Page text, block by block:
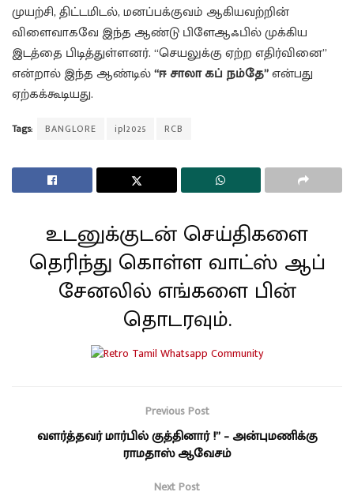
முயற்சி, திட்டமிடல், மனப்பக்குவம் ஆகியவற்றின்
விளைவாகவே இந்த ஆண்டு பிளேஆஃபில் முக்கிய
இடத்தை பிடித்துள்ளனர். “செயலுக்கு ஏற்ற எதிர்வினை”
என்றால் இந்த ஆண்டில்“ஈ சாலா கப் நம்தே”என்பது
ஏற்கக்கூடியது.
Tags: BANGLORE ipl2025 RCB
உடனுக்குடன் செய்திகளை
தெரிந்து கொள்ள வாட்ஸ் ஆப்
சேனலில் எங்களை பின்
தொடரவும்.
Previous Post
வளர்த்தவர் மார்பில் குத்தினார் !” – அன்புமணிக்கு
ராமதாஸ் ஆவேசம்
Next Post